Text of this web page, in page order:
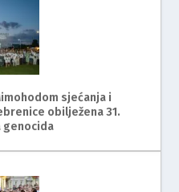
sjećanja i
obilježena 31.
genocida